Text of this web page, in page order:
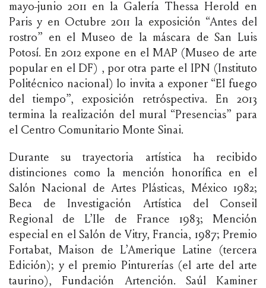
mayo-junio 2011 en la Galería Thessa Herold en
Paris y en Octubre 2011 la exposición “Antes del
rostro” en el Museo de la máscara de San Luis
Potosí. En 2012 expone en el MAP (Museo de arte
popular en el DF) , por otra parte el IPN (Instituto
Politécnico nacional) lo invita a exponer “El fuego
del tiempo”, exposición retróspectiva. En 2013
termina la realización del mural “Presencias” para
el Centro Comunitario Monte Sinai.
Durante su trayectoria artística ha recibido
distinciones como la mención honorífica en el
Salón Nacional de Artes Plásticas, México 1982;
Beca de Investigación Artística del Conseil
Regional de L’Ile de France 1983; Mención
especial en el Salón de Vitry, Francia, 1987; Premio
Fortabat, Maison de L’Amerique Latine (tercera
Edición); y el premio Pinturerías (el arte del arte
taurino), Fundación Artención. Saúl Kaminer